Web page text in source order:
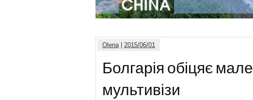
Olena| 2015/06/01
Болгарія обіцяє
мультивізи